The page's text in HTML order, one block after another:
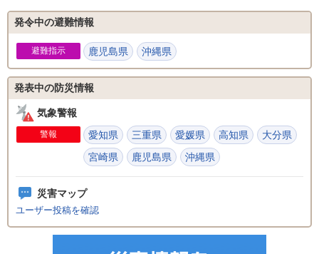
発令中の避難情報
避難指示 鹿児島県 沖縄県
発表中の防災情報
気象警報
警報 愛知県 三重県 愛媛県 高知県
大分県
宮崎県
鹿児島県 沖縄県
災害マップ
ユーザー投稿を確認